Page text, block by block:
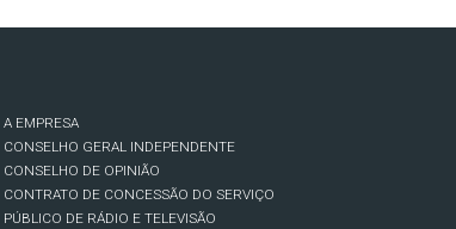
A EMPRESA
CONSELHO GERAL INDEPENDENTE
CONSELHO DE OPINIÃO
CONTRATO DE CONCESSÃO DO SERVIÇO
PÚBLICO DE RÁDIO E TELEVISÃO